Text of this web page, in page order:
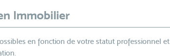
Immobilier
en fonction de votre statut professionnel et